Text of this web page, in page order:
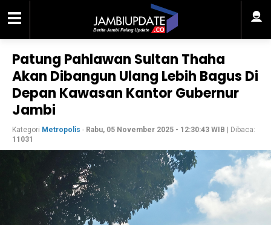
Patung Pahlawan Sultan Thaha
Akan Dibangun Ulang Lebih Bagus Di
Depan Kawasan Kantor Gubernur
Jambi
Kategori Metropolis - Rabu, 05 November 2025 - 12:30:43 WIB | Dibaca:
11031